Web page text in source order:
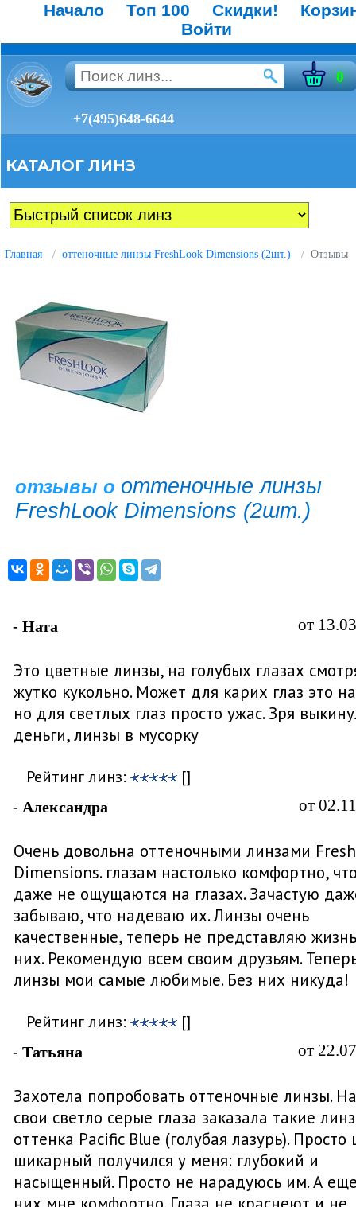
Начало Топ 100 Скидки!
Войти
0
+7(495)648-6644
КАТАЛОГ ЛИНЗ
Главная оттеночные линзы FreshLook Dimensions (2шт.) Отзывы
отзывы о оттеночные линзы
FreshLook Dimensions (2шт.)
- Ната от
Это цветные линзы, на голубых глазах
жутко кукольно. Может для карих глаз это
но для светлых глаз просто ужас. Зря
деньги, линзы в мусорку
Рейтинг линз: []
- Александра от
Очень довольна оттеночными линзами
Dimensions. глазам настолько комфортно,
даже не ощущаются на глазах. Зачастую
забываю, что надеваю их. Линзы очень
качественные, теперь не представляю
них. Рекомендую всем своим друзьям.
линзы мои самые любимые. Без них никуда!
Рейтинг линз: []
- Татьяна от
Захотела попробовать оттеночные линзы. На
свои светло серые глаза заказала такие
оттенка Рacific Blue (голубая лазурь). Просто
шикарный получился у меня: глубокий и
насыщенный. Просто не нарадуюсь им. А